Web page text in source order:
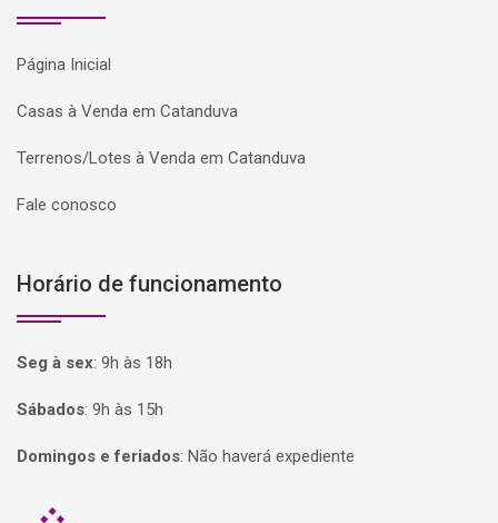
Página Inicial
Casas à Venda em Catanduva
Terrenos/Lotes à Venda em Catanduva
Fale conosco
Horário de funcionamento
Seg à sex: 9h às 18h
Sábados: 9h às 15h
Domingos e feriados: Não haverá expediente